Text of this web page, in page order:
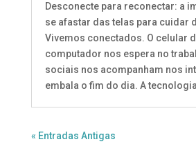
Desconecte para reconectar: a
se afastar das telas para cuidar
Vivemos conectados. O celular
computador nos espera no
sociais nos acompanham nos
embala o fim do dia. A
« Entradas Antigas